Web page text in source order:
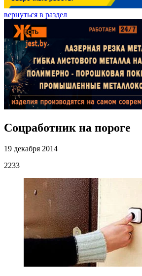
вернуться в раздел
Соцработник на пороге
19 декабря 2014
2233